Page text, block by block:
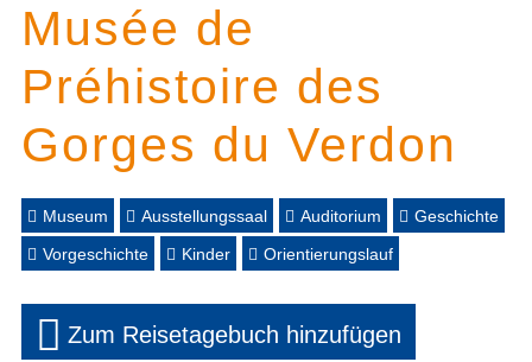
Musée de
Préhistoire des
Gorges du Verdon
Museum Ausstellungssaal Auditorium
Geschichte
Vorgeschichte
Kinder Orientierungslauf
Zum Reisetagebuch hinzufügen